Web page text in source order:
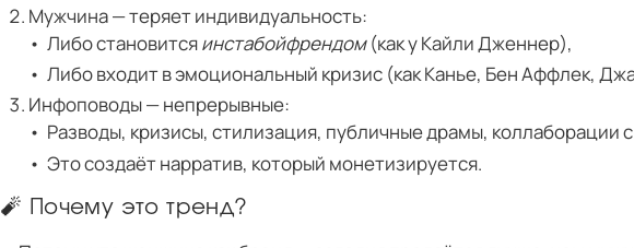
Мужчина — теряет индивидуальность:
Либо становитсяинстабойфрендом(как у Кайли Дженнер),
Либо входит в эмоциональный кризис (как Канье, Бен Аффлек,
Инфоповоды — непрерывные:
Разводы, кризисы, стилизация, публичные драмы, коллаборации
Это создаёт нарратив, который монетизируется.
🧨 Почему это тренд?